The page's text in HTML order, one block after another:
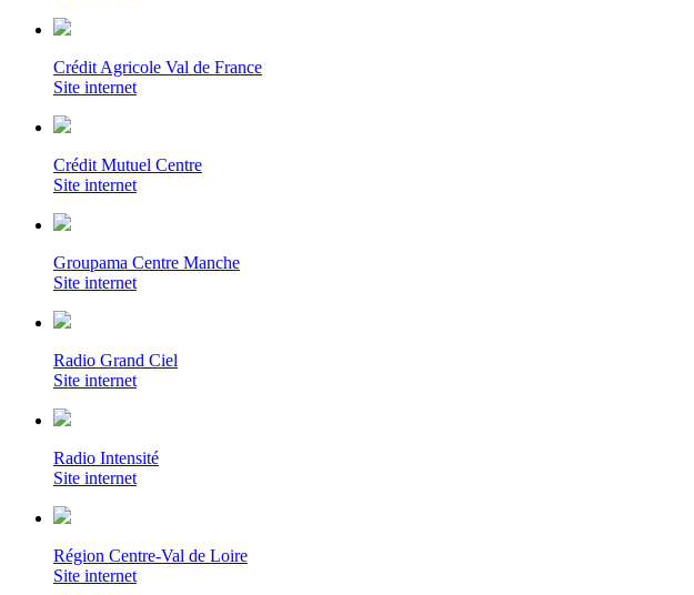
Crédit Agricole Val de France
Site internet
Crédit Mutuel Centre
Site internet
Groupama Centre Manche
Site internet
Radio Grand Ciel
Site internet
Radio Intensité
Site internet
Région Centre-Val de Loire
Site internet